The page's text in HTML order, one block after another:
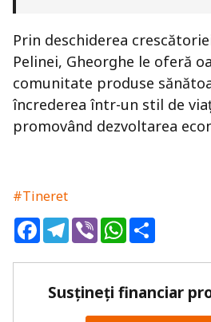
Prin deschiderea
Pelinei, Gheorghe le oferă
comunitate produse
încrederea într-un stil de
promovând dezvoltarea
#Tineret
FacebookTelegram
ViberWhatsApp
Susțineți financiar